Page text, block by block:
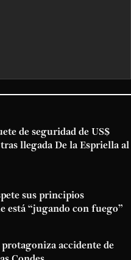
de seguridad de US$
llegada De la Espriella al
sus principios
está “jugando con fuego”
accidente de